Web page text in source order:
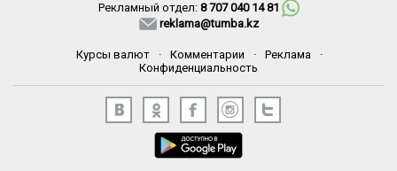
Рекламный отдел: 8 707 040 14 81
reklama@tumba.kz
Курсы валют · Комментарии · Реклама
·
Конфиденциальность